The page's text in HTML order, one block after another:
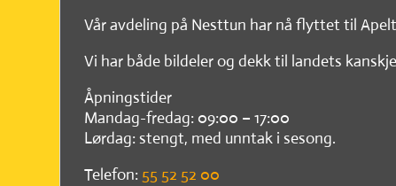
Vår avdeling på Nesttun har nå flyttet til
Vi har både bildeler og dekk til landets
Åpningstider
Mandag-fredag: 09:00 – 17:00
Lørdag: stengt, med unntak i sesong.
Telefon: 55 52 52 00